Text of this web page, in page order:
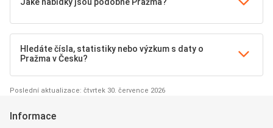
Hledáte čísla, statistiky nebo výzkum s daty o
Pražma v Česku?
Poslední aktualizace: čtvrtek 30. července 2026
Informace